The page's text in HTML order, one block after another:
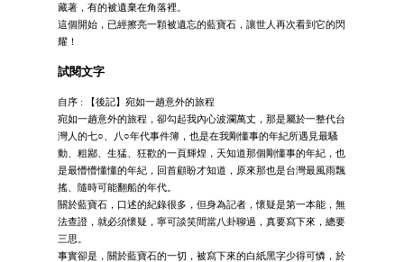
藏著，有的被遺棄在角落裡。
這個開始，已經擦亮一顆被遺忘的藍寶石，讓世人再次看到它的閃
耀！
試閱文字
自序 : 【後記】宛如一趟意外的旅程
宛如一趟意外的旅程，卻勾起我內心波瀾萬丈，那是屬於一整代台
灣人的七○、八○年代事件簿，也是在我剛懂事的年紀所遇見最騷
動、粗鄙、生猛、狂歡的一頁輝煌，天知道那個剛懂事的年紀，也
是最懵懵懂懂的年紀，回首顧盼才知道，原來那也是台灣最風雨飄
搖、隨時可能翻船的年代。
關於藍寶石，口述的紀錄很多，但身為記者，懷疑是第一本能，無
法查證，就必須懷疑，寧可談笑間當八卦聊過，真要寫下來，總要
三思。
事實卻是，關於藍寶石的一切，被寫下來的白紙黑字少得可憐，於